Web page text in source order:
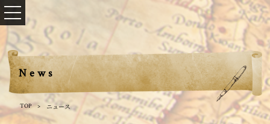
News
TOP ニュース